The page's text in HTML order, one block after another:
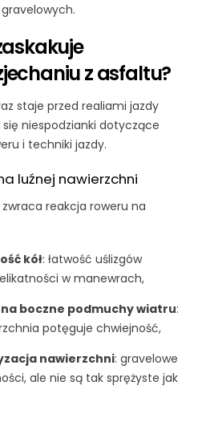
z asfaltu?
staje przed realiami jazdy
niespodzianki dotyczące
i techniki jazdy.
luźnej nawierzchni
reakcja roweru na
kół: łatwość uślizgów
w manewrach,
boczne podmuchy wiatru:
potęguje chwiejność,
nawierzchni: gravelowe
ale nie są tak sprężyste jak